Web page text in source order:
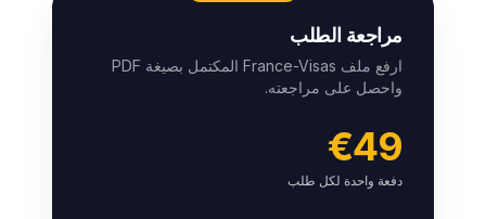
مراجعة الطلب
ارفع ملف France-Visas المكتمل بصيغة PDF
واحصل على مراجعته.
€49
دفعة واحدة لكل طلب